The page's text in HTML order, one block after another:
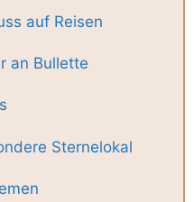
auf Reisen
an Bullette
Sternelokal